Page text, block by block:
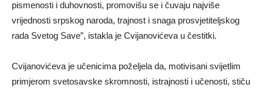
pismenosti i duhovnosti, promovišu se i čuvaju najviše
vrijednosti srpskog naroda, trajnost i snaga prosvjetiteljskog
rada Svetog Save”, istakla je Cvijanovićeva u čestitki.
Cvijanovićeva je učenicima poželjela da, motivisani svijetlim
primjerom svetosavske skromnosti, istrajnosti i učenosti, stiču